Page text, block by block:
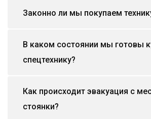
Законно ли мы покупаем
В каком состоянии мы готовы
спецтехнику?
Как происходит эвакуация с
стоянки?